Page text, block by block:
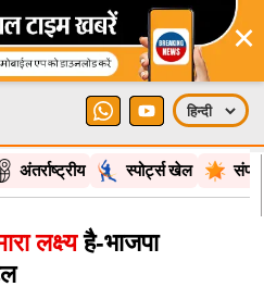
×
अंतर्राष्ट्रीय स्पोर्ट्स खेल
लक्ष्यहै-भाजपा